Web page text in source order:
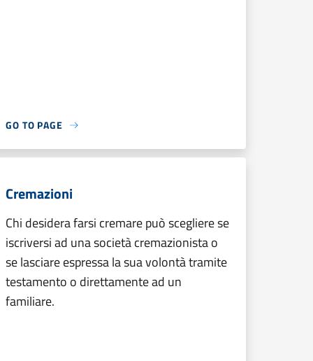
GO TO PAGE
Cremazioni
Chi desidera farsi cremare può scegliere se
iscriversi ad una società cremazionista o
se lasciare espressa la sua volontà tramite
testamento o direttamente ad un
familiare.